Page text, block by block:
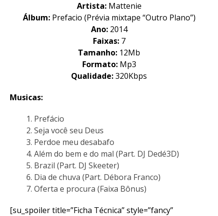
Artista: Mattenie
Álbum: Prefacio (Prévia mixtape “Outro Plano”)
Ano:2014
Faixas:7
Tamanho: 12Mb
Formato:Mp3
Qualidade:320Kbps
Musicas:
Prefácio
Seja você seu Deus
Perdoe meu desabafo
Além do bem e do mal (Part. DJ Dedé3D)
Brazil (Part. DJ Skeeter)
Dia de chuva (Part. Débora Franco)
Oferta e procura (Faixa Bônus)
[su_spoiler title=”Ficha Técnica” style=”fancy”